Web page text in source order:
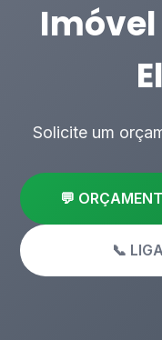
Solicite um
💬
📞